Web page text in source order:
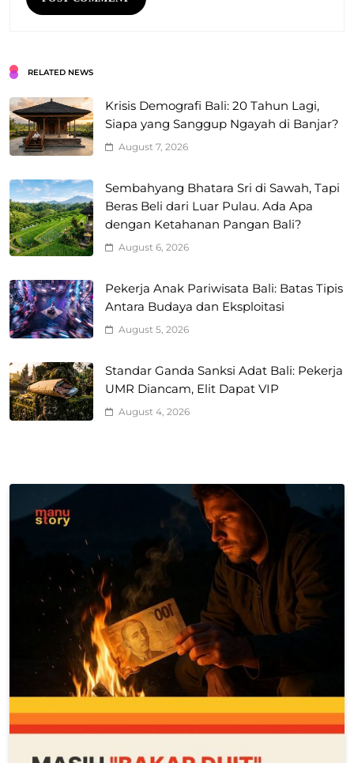
RELATED NEWS
Krisis Demografi Bali: 20 Tahun Lagi,
Siapa yang Sanggup Ngayah di Banjar?
August 7, 2026
Sembahyang Bhatara Sri di Sawah, Tapi
Beras Beli dari Luar Pulau. Ada Apa
dengan Ketahanan Pangan Bali?
August 6, 2026
Pekerja Anak Pariwisata Bali: Batas Tipis
Antara Budaya dan Eksploitasi
August 5, 2026
Standar Ganda Sanksi Adat Bali: Pekerja
UMR Diancam, Elit Dapat VIP
August 4, 2026